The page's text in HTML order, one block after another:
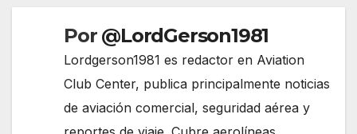
Por @LordGerson1981
Lordgerson1981 es redactor en Aviation
Club Center, publica principalmente noticias
de aviación comercial, seguridad aérea y